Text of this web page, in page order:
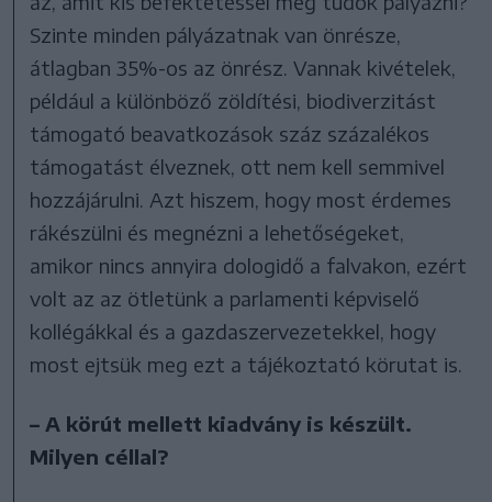
Szinte minden pályázatnak van önrésze,
átlagban 35%-os az önrész. Vannak kivételek,
például a különböző zöldítési, biodiverzitást
támogató beavatkozások száz százalékos
támogatást élveznek, ott nem kell semmivel
hozzájárulni. Azt hiszem, hogy most érdemes
rákészülni és megnézni a lehetőségeket,
amikor nincs annyira dologidő a falvakon, ezért
volt az az ötletünk a parlamenti képviselő
kollégákkal és a gazdaszervezetekkel, hogy
most ejtsük meg ezt a tájékoztató körutat is.
– A körút mellett kiadvány is készült.
Milyen céllal?